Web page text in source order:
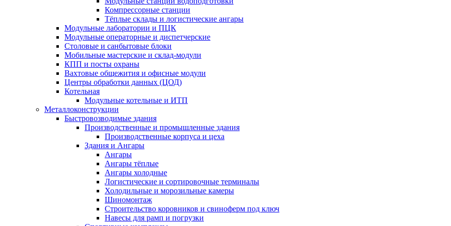
Компрессорные станции
Тёплые склады и логистические ангары
Модульные лаборатории и ПЦК
Модульные операторные и диспетчерские
Столовые и санбытовые блоки
Мобильные мастерские и склад-модули
КПП и посты охраны
Вахтовые общежития и офисные модули
Центры обработки данных (ЦОД)
Котельная
Модульные котельные и ИТП
Металлоконструкции
Быстровозводимые здания
Производственные и промышленные здания
Производственные корпуса и цеха
Здания и Ангары
Ангары
Ангары тёплые
Ангары холодные
Логистические и сортировочные терминалы
Холодильные и морозильные камеры
Шиномонтаж
Строительство коровников и свиноферм под ключ
Навесы для рамп и погрузки